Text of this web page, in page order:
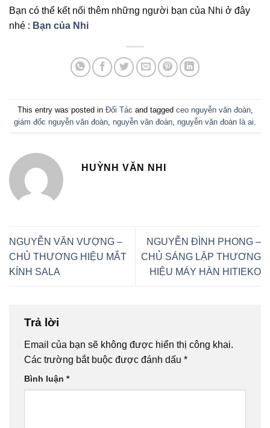
Bạn có thể kết nối thêm những người bạn của Nhi ở đây
nhé : Bạn của Nhi
This entry was posted in Đối Tác and tagged ceo nguyễn văn đoàn,
giám đốc nguyễn văn đoàn nguyễn văn đoàn nguyễn văn đoàn là ai
HUỲNH VĂN NHI
NGUYỄN VĂN VƯỢNG –
CHỦ THƯƠNG HIỆU MẮT
KÍNH SALA
NGUYỄN ĐÌNH PHONG –
CHỦ SÁNG LẬP THƯƠNG
HIỆU MÁY HÀN HITIEKO
Trả lời
Email của bạn sẽ không được hiển thị công khai.
Các trường bắt buộc được đánh dấu *
Bình luận *